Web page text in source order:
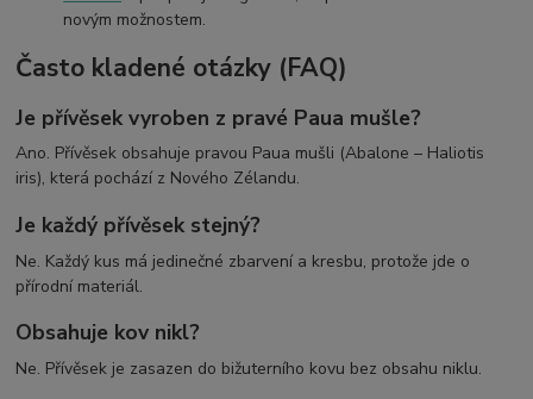
novým možnostem.
Často kladené otázky (FAQ)
Je přívěsek vyroben z pravé Paua mušle?
Ano. Přívěsek obsahuje pravou Paua mušli (Abalone – Haliotis
iris), která pochází z Nového Zélandu.
Je každý přívěsek stejný?
Ne. Každý kus má jedinečné zbarvení a kresbu, protože jde o
přírodní materiál.
Obsahuje kov nikl?
Ne. Přívěsek je zasazen do bižuterního kovu bez obsahu niklu.